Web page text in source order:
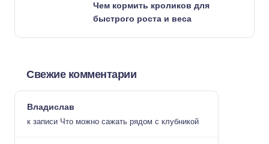
Чем кормить кроликов для
быстрого роста и веса
Свежие комментарии
Владислав
к записи Что можно сажать рядом с клубникой